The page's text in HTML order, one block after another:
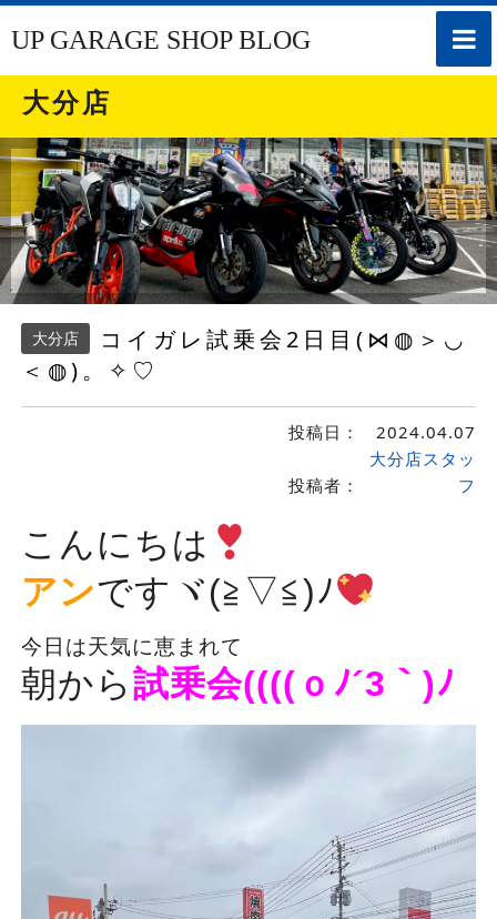
toggle
UP GARAGE SHOP BLOG
大分店
大分店
コイガレ試乗会2日目(⋈◍＞◡
＜◍)。✧♡
投稿日： 2024.04.07
投稿者：
大分店スタッ
フ
こんにちは
アンですヾ(≧▽≦)ﾉ
今日は天気に恵まれて
朝から試乗会((((ｏﾉ´3｀)ﾉ